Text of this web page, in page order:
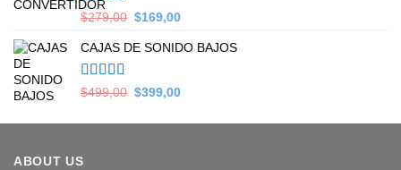
Valorado en
$279,00 Original
was:
$169,00Current
is:
CAJAS DE SONIDO BAJOS
Valorado en
$499,00 Original
was:
$399,00Current
is:
ABOUT US